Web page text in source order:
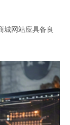
城网站应具备良